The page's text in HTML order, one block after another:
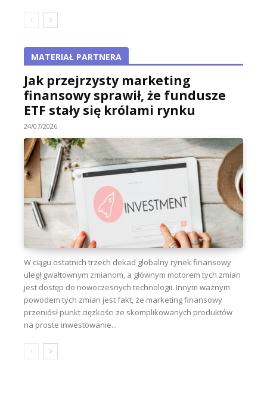
MATERIAŁ PARTNERA
Jak przejrzysty marketing
finansowy sprawił, że fundusze
ETF stały się królami rynku
24/07/2026
W ciągu ostatnich trzech dekad globalny rynek finansowy
uległ gwałtownym zmianom, a głównym motorem tych zmian
jest dostęp do nowoczesnych technologii. Innym ważnym
powodem tych zmian jest fakt, że marketing finansowy
przeniósł punkt ciężkości ze skomplikowanych produktów
na proste inwestowanie...